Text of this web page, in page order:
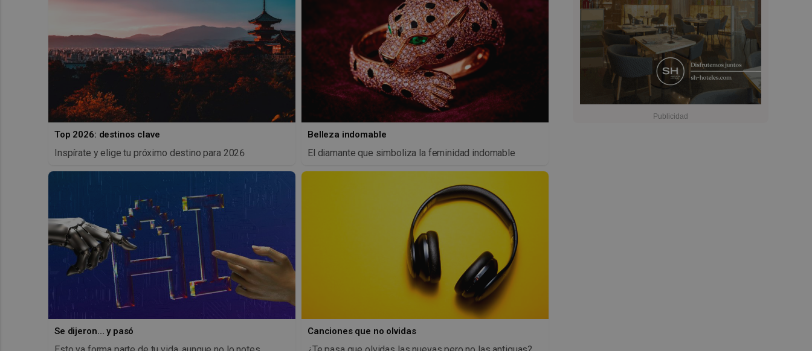
Top 2026: destinos clave
Inspírate y elige tu próximo destino para 2026
Belleza indomable
El diamante que simboliza la feminidad indomable
Se dijeron… y pasó Canciones que no olvidas